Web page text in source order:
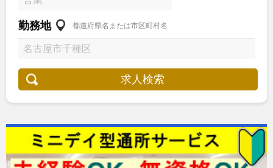
勤務地 都道府県名または市区町村名
求人検索